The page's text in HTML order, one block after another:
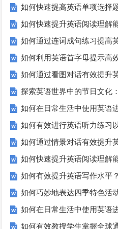
如何快速提高英语单项选择
如何快速提升英语阅读理解
如何通过连词成句练习提高
如何利用英语首字母提示高
如何通过看图对话有效提升
探索英语世界中的节日文化
如何在日常生活中使用英
如何有效进行英语听力练习
如何通过情景对话有效提升
如何快速提升英语阅读理解
如何有效提升英语写作水平
如何巧妙地表达四季特色活
如何在日常生活中使用英语
如何有效教授学生掌握全球